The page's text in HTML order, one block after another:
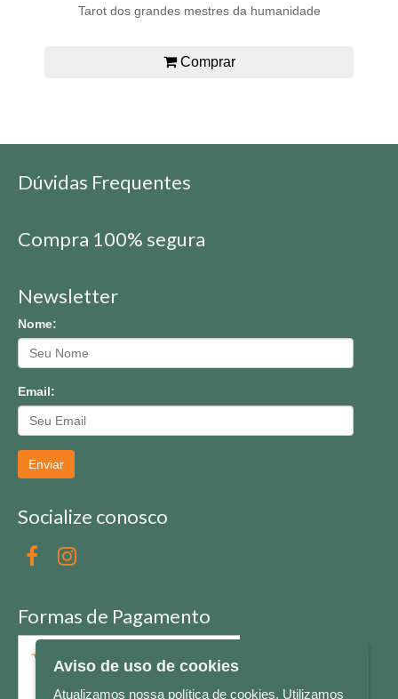
Tarot dos grandes mestres da humanidade
Comprar
Dúvidas Frequentes
Compra 100% segura
Newsletter
Nome:
Email:
Enviar
Socialize conosco
Formas de Pagamento
Aviso de uso de cookies
Atualizamos nossa política de cookies. Utilizamos